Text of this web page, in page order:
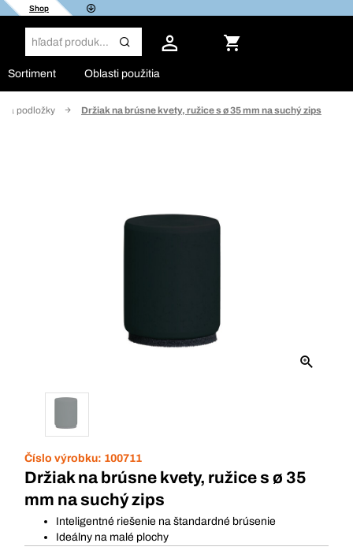
Shop
Sortiment Oblasti použitia
a podložky Držiak na brúsne kvety, ružice s ø 35 mm na suchý zips
Číslo výrobku: 100711
Držiak na brúsne kvety, ružice s ø 35
mm na suchý zips
Inteligentné riešenie na štandardné brúsenie
Ideálny na malé plochy